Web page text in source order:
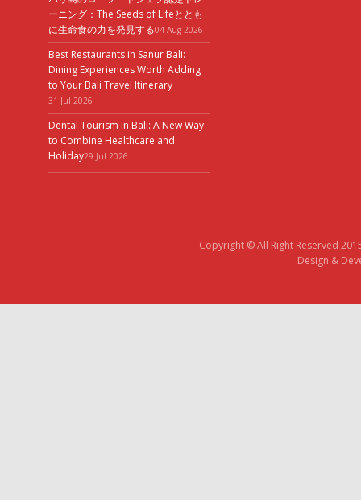
ーニング：The Seeds of Lifeととも
に生命食の力を発見する04 Aug 2026
Best Restaurants in Sanur Bali:
Dining Experiences Worth Adding
to Your Bali Travel Itinerary
31 Jul 2026
Dental Tourism in Bali: A New Way
to Combine Healthcare and
Holiday29 Jul 2026
Copyright © All Right Reserved
Design &